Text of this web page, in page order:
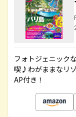
フォトジェニック
喫♪わがままなリ
AP付き！